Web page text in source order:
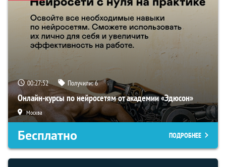
00:27:51 Получили:6
Онлайн-курсы по нейросетям от академии «Эдюсон»
Москва
Бесплатно ПОДРОБНЕЕ